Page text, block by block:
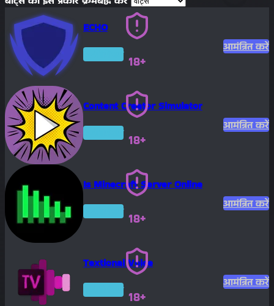
18+
ECHO
आमंत्रित करें
18+
Content Creator Simulator
आमंत्रित करें
18+
Is Minecraft Server Online
आमंत्रित करें
18+
Textional Voice
आमंत्रित करें